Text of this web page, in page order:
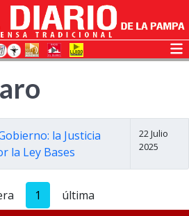
la Justicia
la Ley Bases
22 Julio
2025
1 última